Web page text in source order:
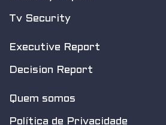
Tv Security
Executive Report
Decision Report
Quem somos
Política de Privacidade